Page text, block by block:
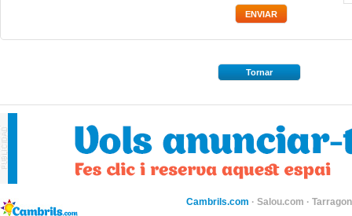
Tornar
Cambrils.com · Salou.com ·